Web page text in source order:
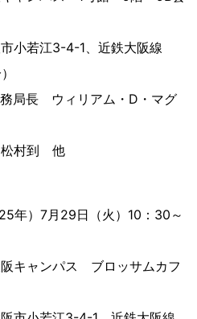
江3-4-1、近鉄大阪線
局長 ウィリアム・D・マグ
到 他
）7月29日（火）10：30～
ャンパス ブロッサムカフ